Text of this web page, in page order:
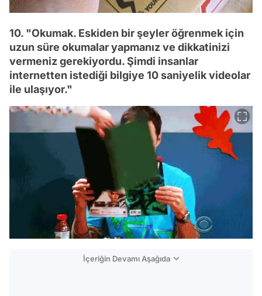
10. "Okumak. Eskiden bir şeyler öğrenmek için
uzun süre okumalar yapmanız ve dikkatinizi
vermeniz gerekiyordu. Şimdi insanlar
internetten istediği bilgiye 10 saniyelik videolar
ile ulaşıyor."
İçeriğin Devamı Aşağıda